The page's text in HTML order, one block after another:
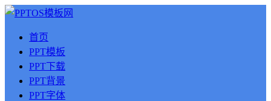
首页
PPT模板
PPT下载
PPT背景
PPT字体